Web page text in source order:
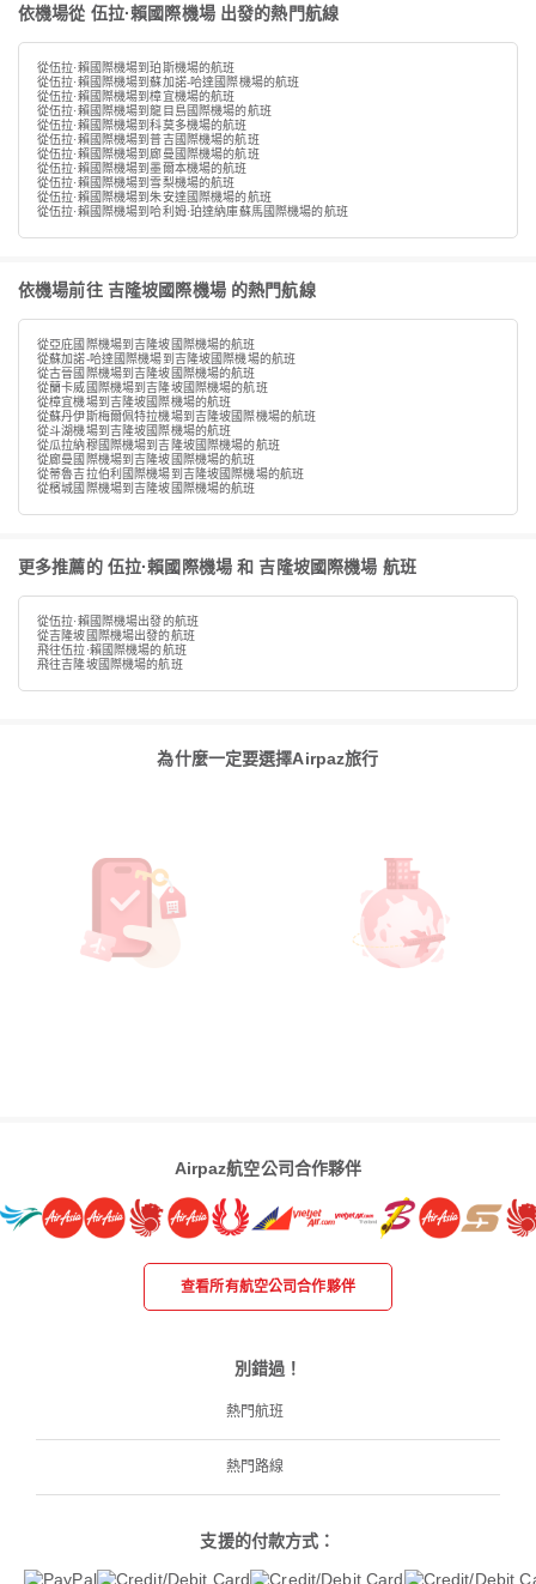
依機場從 伍拉·賴國際機場 出發的熱門航線
從伍拉·賴國際機場到珀斯機場的航班
從伍拉·賴國際機場到蘇加諾-哈達國際機場的航班
從伍拉·賴國際機場到樟宜機場的航班
從伍拉·賴國際機場到龍目島國際機場的航班
從伍拉·賴國際機場到科莫多機場的航班
從伍拉·賴國際機場到普吉國際機場的航班
從伍拉·賴國際機場到廊曼國際機場的航班
從伍拉·賴國際機場到墨爾本機場的航班
從伍拉·賴國際機場到雪梨機場的航班
從伍拉·賴國際機場到朱安達國際機場的航班
從伍拉·賴國際機場到哈利姆·珀達納庫蘇馬國際機場的航班
依機場前往 吉隆坡國際機場 的熱門航線
從亞庇國際機場到吉隆坡國際機場的航班
從蘇加諾-哈達國際機場到吉隆坡國際機場的航班
從古晉國際機場到吉隆坡國際機場的航班
從蘭卡威國際機場到吉隆坡國際機場的航班
從樟宜機場到吉隆坡國際機場的航班
從蘇丹伊斯梅爾佩特拉機場到吉隆坡國際機場的航班
從斗湖機場到吉隆坡國際機場的航班
從瓜拉納穆國際機場到吉隆坡國際機場的航班
從廊曼國際機場到吉隆坡國際機場的航班
從蒂魯吉拉伯利國際機場到吉隆坡國際機場的航班
從檳城國際機場到吉隆坡國際機場的航班
更多推薦的 伍拉·賴國際機場 和 吉隆坡國際機場 航班
從伍拉·賴國際機場出發的航班
從吉隆坡國際機場出發的航班
飛往伍拉·賴國際機場的航班
飛往吉隆坡國際機場的航班
為什麼一定要選擇Airpaz旅行
Airpaz航空公司合作夥伴
查看所有航空公司合作夥伴
別錯過！
熱門航班
熱門路線
支援的付款方式：